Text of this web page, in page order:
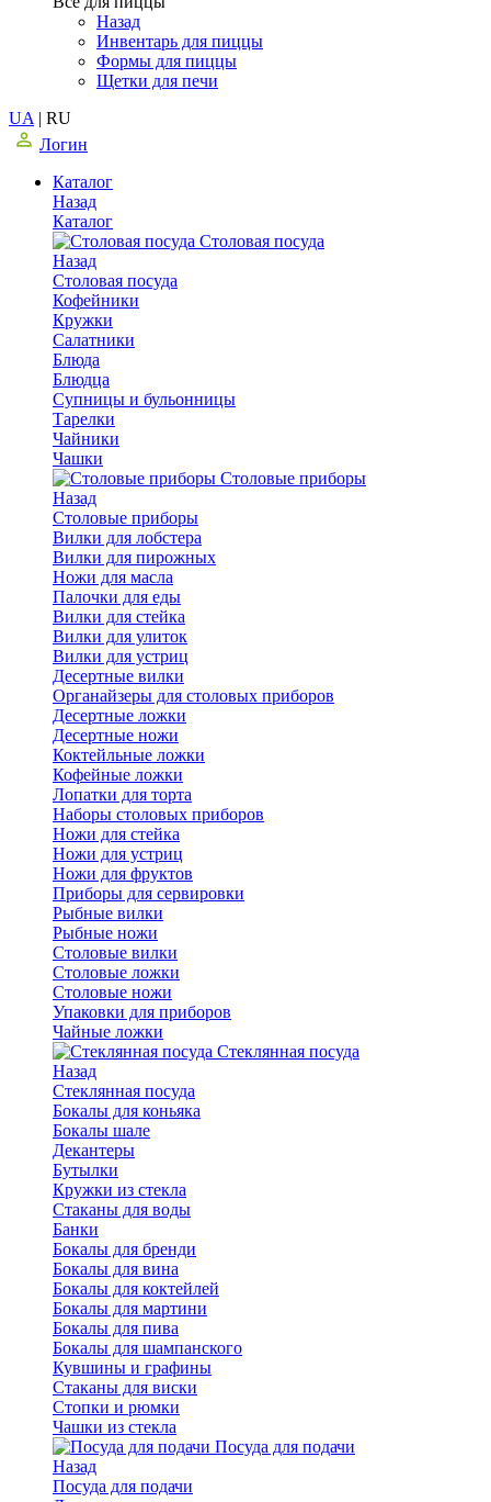
Назад
Инвентарь для пиццы
Формы для пиццы
Щетки для печи
UA | RU
Логин
Каталог
Назад
Каталог
Столовая посуда
Назад
Столовая посуда
Кофейники
Кружки
Салатники
Блюда
Блюдца
Супницы и бульонницы
Тарелки
Чайники
Чашки
Cтоловые приборы
Назад
Cтоловые приборы
Вилки для лобстера
Вилки для пирожных
Ножи для масла
Палочки для еды
Вилки для стейка
Вилки для улиток
Вилки для устриц
Десертные вилки
Органайзеры для столовых приборов
Десертные ложки
Десертные ножи
Коктейльные ложки
Кофейные ложки
Лопатки для торта
Наборы столовых приборов
Ножи для стейка
Ножи для устриц
Ножи для фруктов
Приборы для сервировки
Рыбные вилки
Рыбные ножи
Столовые вилки
Столовые ложки
Столовые ножи
Упаковки для приборов
Чайные ложки
Стеклянная посуда
Назад
Стеклянная посуда
Бокалы для коньяка
Бокалы шале
Декантеры
Бутылки
Кружки из стекла
Стаканы для воды
Банки
Бокалы для бренди
Бокалы для вина
Бокалы для коктейлей
Бокалы для мартини
Бокалы для пива
Бокалы для шампанского
Кувшины и графины
Стаканы для виски
Стопки и рюмки
Чашки из стекла
Посуда для подачи
Назад
Посуда для подачи